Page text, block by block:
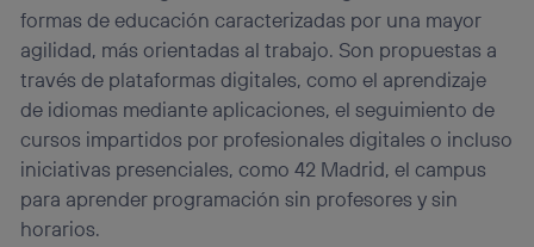
formas de educación caracterizadas por una mayor
agilidad, más orientadas al trabajo. Son propuestas a
través de plataformas digitales, como el aprendizaje
de idiomas mediante aplicaciones, el seguimiento de
cursos impartidos por profesionales digitales o incluso
iniciativas presenciales, como 42 Madrid, el campus
para aprender programación sin profesores y sin
horarios.
Si utilizas una
conexión de banda ancha
el marketing o análisis se realizará en función de las
actividades de navegación de los miembros del hogar
que hayan dado su consentimiento.
Si utilizasdatos móviles, el marketing será más
personalizado, ya que se basará únicamente en la
navegación del usuario del móvil.
Puedes gestionar los consentimientos Utiq seleccionando
“Administrar Utiq” en la parte inferior de esta página web o
visitando el